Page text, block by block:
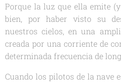
Porque la luz que ella emite
bien, por haber visto su
nuestros cielos, en una
creada por una corriente de
determinada frecuencia de
Cuando los pilotos de la nave